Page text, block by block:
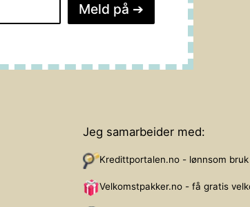
Meld på ➔
Jeg samarbeider med:
Kredittportalen.no - lønnsom
Velkomstpakker.no - få gratis